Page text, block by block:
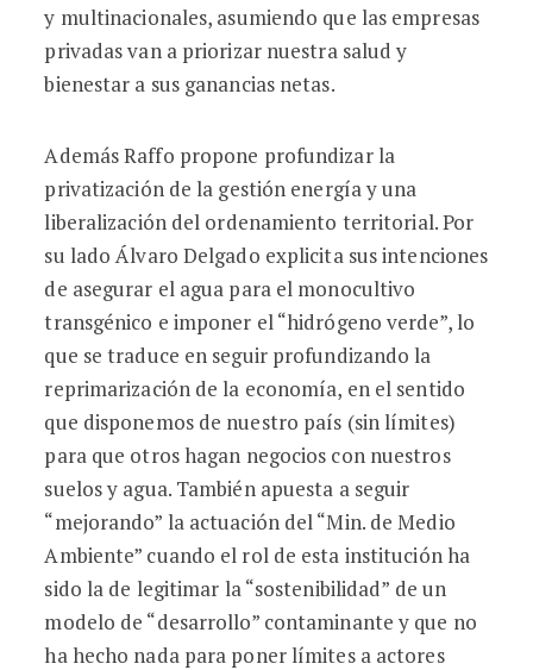
y multinacionales, asumiendo que las empresas
privadas van a priorizar nuestra salud y
bienestar a sus ganancias netas.
Además Raffo propone profundizar la
privatización de la gestión energía y una
liberalización del ordenamiento territorial. Por
su lado Álvaro Delgado explicita sus intenciones
de asegurar el agua para el monocultivo
transgénico e imponer el “hidrógeno verde”, lo
que se traduce en seguir profundizando la
reprimarización de la economía, en el sentido
que disponemos de nuestro país (sin límites)
para que otros hagan negocios con nuestros
suelos y agua. También apuesta a seguir
“mejorando” la actuación del “Min. de Medio
Ambiente” cuando el rol de esta institución ha
sido la de legitimar la “sostenibilidad” de un
modelo de “desarrollo” contaminante y que no
ha hecho nada para poner límites a actores